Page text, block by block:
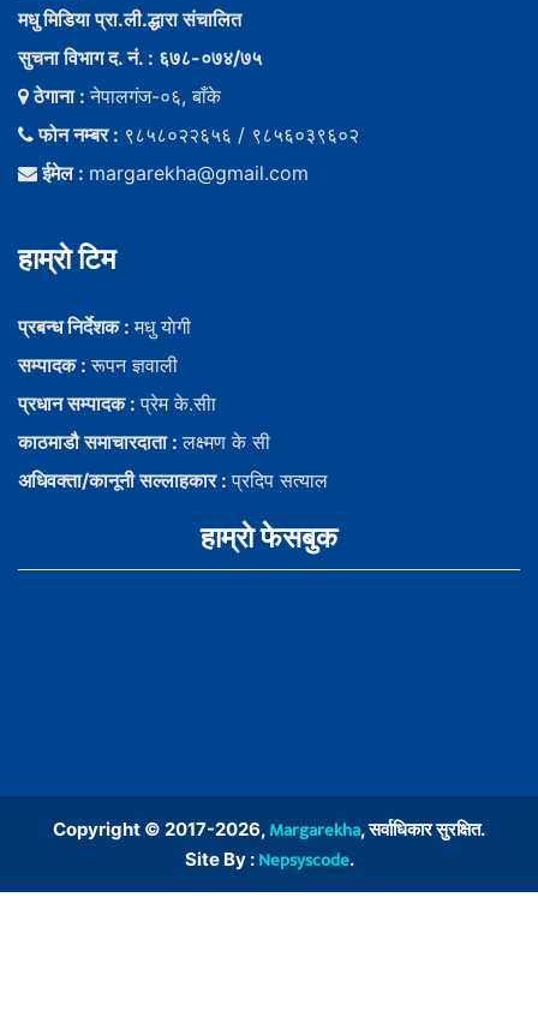
मधु मिडिया प्रा.ली.द्धारा संचालित
सुचना विभाग द. नं. : ६७८-०७४/७५
ठेगाना :नेपालगंज-०६, बाँके
फोन नम्बर : ९८५८०२२६५६ / ९८५६०३९६०२
ईमेल : margarekha@gmail.com
हाम्राे टिम
प्रबन्ध निर्देशक :मधु याेगी
सम्पादक :रूपन ज्ञवाली
प्रधान सम्पादक :प्रेम के.सीा
काठमाडौ समाचारदाता :लक्ष्मण के सी
अधिवक्ता/कानूनी सल्लाहकार :प्रदिप सत्याल
हाम्राे फेसबुक
Copyright © 2017-2026, Margarekha, सर्वाधिकार सुरक्षित.
Site By : Nepsyscode.